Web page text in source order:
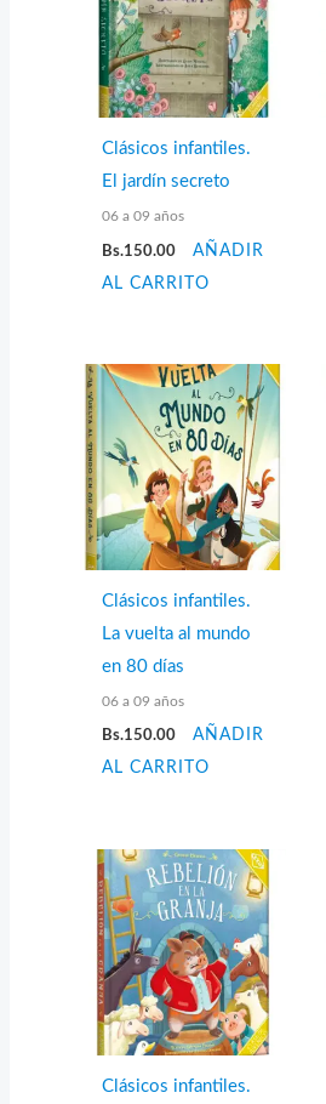
Clásicos infantiles.
El jardín secreto
06 a 09 años
Bs.150.00
AÑADIR
AL CARRITO
Clásicos infantiles.
La vuelta al mundo
en 80 días
06 a 09 años
Bs.150.00
AÑADIR
AL CARRITO
Clásicos infantiles.